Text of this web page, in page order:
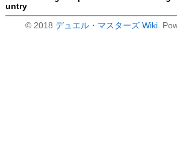
untry
© 2018 デュエル・マスターズ Wiki .